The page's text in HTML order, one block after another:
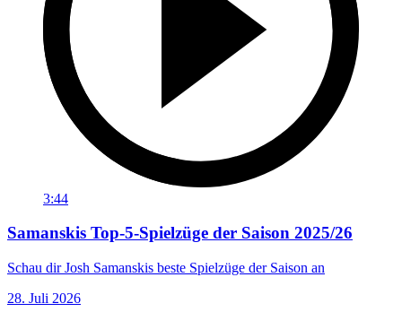
3:44
Samanskis Top-5-Spielzüge der Saison 2025/26
Schau dir Josh Samanskis beste Spielzüge der Saison an
28. Juli 2026